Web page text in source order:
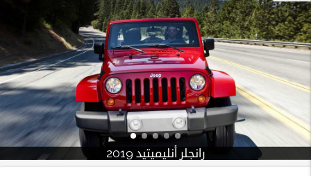
رانجلر أنليميتيد 2019